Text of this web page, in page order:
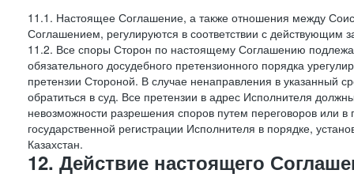
11.1. Настоящее Соглашение, а также отношения между
Соглашением, регулируются в соответствии с действующим
11.2. Все споры Сторон по настоящему Соглашению
обязательного досудебного претензионного порядка
претензии Стороной. В случае ненаправления в указанный
обратиться в суд. Все претензии в адрес Исполнителя
невозможности разрешения споров путем переговоров или
государственной регистрации Исполнителя в порядке,
Казахстан.
12. Действие настоящего